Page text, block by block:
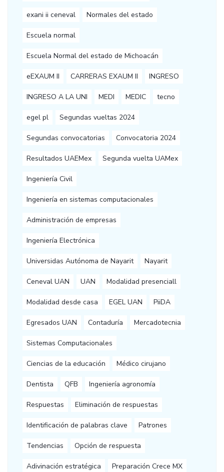
exani ii ceneval Normales del estado
Escuela normal
Escuela Normal del estado de Michoacán
eEXAUM II CARRERAS EXAUM II INGRESO
INGRESO A LA UNI MEDI MEDIC tecno
egel pl Segundas vueltas 2024
Segundas convocatorias Convocatoria 2024
Resultados UAEMex Segunda vuelta UAMex
Ingeniería Civil
Ingeniería en sistemas computacionales
Administración de empresas
Ingeniería Electrónica
Universidas Autónoma de Nayarit Nayarit
Ceneval UAN UAN Modalidad presenciall
Modalidad desde casa EGEL UAN PiiDA
Egresados UAN Contaduría Mercadotecnia
Sistemas Computacionales
Ciencias de la educación Médico cirujano
Dentista QFB Ingeniería agronomía
Respuestas Eliminación de respuestas
Identificación de palabras clave Patrones
Tendencias Opción de respuesta
Adivinación estratégica Preparación Crece MX